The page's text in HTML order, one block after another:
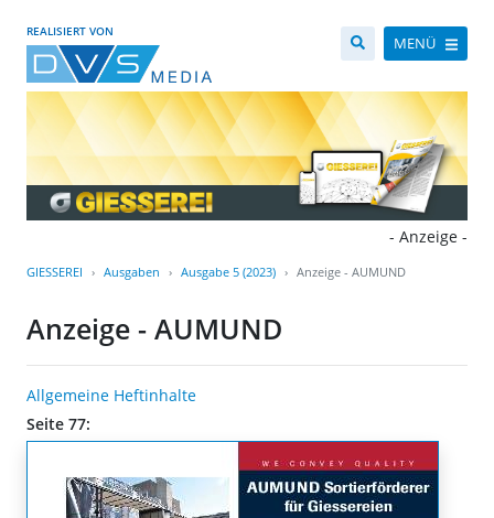
REALISIERT VON
MENÜ
- Anzeige -
GIESSEREI Ausgaben Ausgabe 5 (2023) Anzeige - AUMUND
Anzeige - AUMUND
Allgemeine Heftinhalte
Seite 77: